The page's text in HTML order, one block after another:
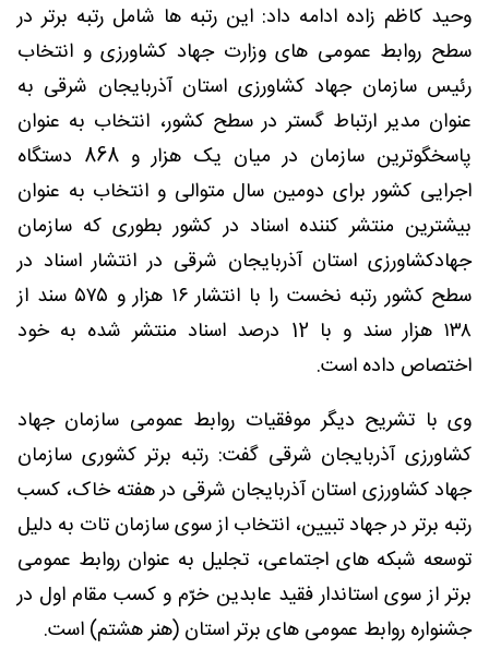
وحید کاظم زاده ادامه داد: این رتبه ها شامل رتبه برتر در
سطح روابط عمومی های وزارت جهاد کشاورزی و انتخاب
رئیس سازمان جهاد کشاورزی استان آذربایجان شرقی به
عنوان مدیر ارتباط گستر در سطح کشور، انتخاب به عنوان
پاسخگوترین سازمان در میان یک هزار و 868 دستگاه
اجرایی کشور برای دومین سال متوالی و انتخاب به عنوان
بیشترین منتشر کننده اسناد در کشور بطوری که سازمان
جهادکشاورزی استان آذربایجان شرقی در انتشار اسناد در
سطح کشور رتبه نخست را با انتشار ۱۶ هزار و ۵۷۵ سند از
۱۳۸ هزار سند و با 12 درصد اسناد منتشر شده به خود
اختصاص داده است.
وی با تشریح دیگر موفقیات روابط عمومی سازمان جهاد
کشاورزی آذربایجان شرقی گفت: رتبه برتر کشوری سازمان
جهاد کشاورزی استان آذربایجان شرقی در هفته خاک، کسب
رتبه برتر در جهاد تبیین، انتخاب از سوی سازمان تات به دلیل
توسعه شبکه های اجتماعی، تجلیل به عنوان روابط عمومی
برتر از سوی استاندار فقید عابدین خرّم و کسب مقام اول در
جشنواره روابط عمومی های برتر استان (هنر هشتم) است.